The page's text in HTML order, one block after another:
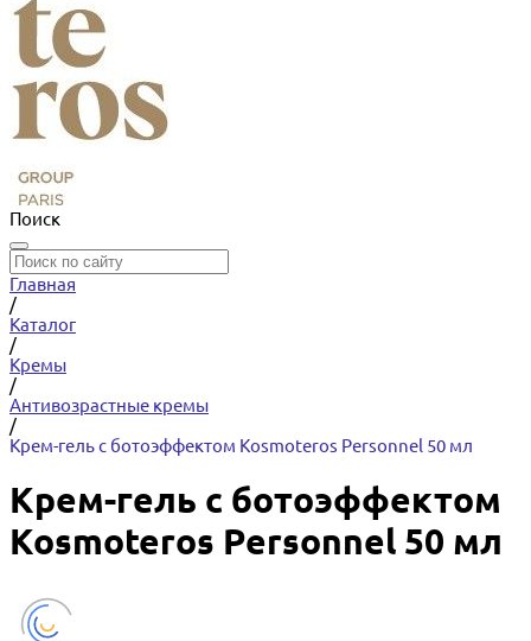
Поиск
Главная
/
Каталог
/
Кремы
/
Антивозрастные кремы
/
Крем-гель с ботоэффектом Kosmoteros Personnel 50 мл
Крем-гель с ботоэффектом
Kosmoteros Personnel 50 мл